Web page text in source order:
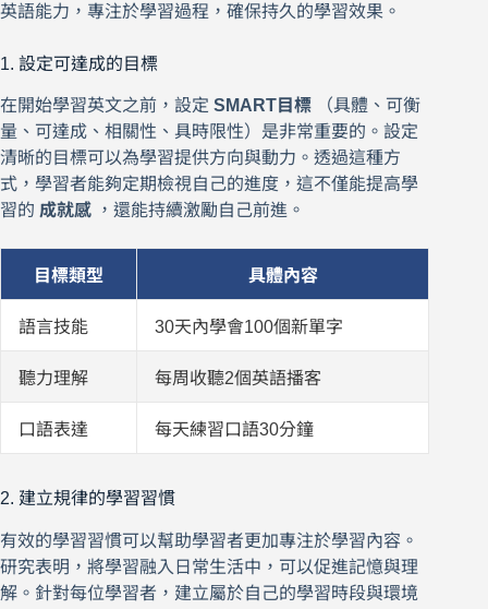
英語能力，專注於學習過程，確保持久的學習效果。
1. 設定可達成的目標
在開始學習英文之前，設定 SMART目標
（具體、可衡
量、可達成、相關性、具時限性）是非常重要的。設定
清晰的目標可以為學習提供方向與動力。透過這種方
式，學習者能夠定期檢視自己的進度，這不僅能提高學
習的 成就感 ，還能持續激勵自己前進。
目標類型 具體內容
語言技能 30天內學會100個新單字
聽力理解 每周收聽2個英語播客
口語表達 每天練習口語30分鐘
2. 建立規律的學習習慣
有效的學習習慣可以幫助學習者更加專注於學習內容。
研究表明，將學習融入日常生活中，可以促進記憶與理
解。針對每位學習者，建立屬於自己的學習時段與環境